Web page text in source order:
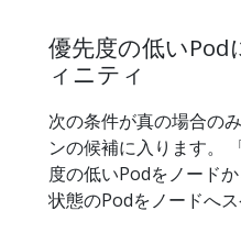
優先度の低いPod
ィニティ
次の条件が真の場合の
ンの候補に入ります。
度の低いPodをノード
状態のPodをノードへ